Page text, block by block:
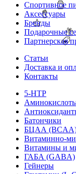
Спортивное
Аксессуары
Бренды
Подарочные
Партнерская
Статьи
Доставка и
Контакты
5-HTP
Батончики
БЦАА
Витаминно-
Витамины и
ГАБА (GABA)
Гейнеры